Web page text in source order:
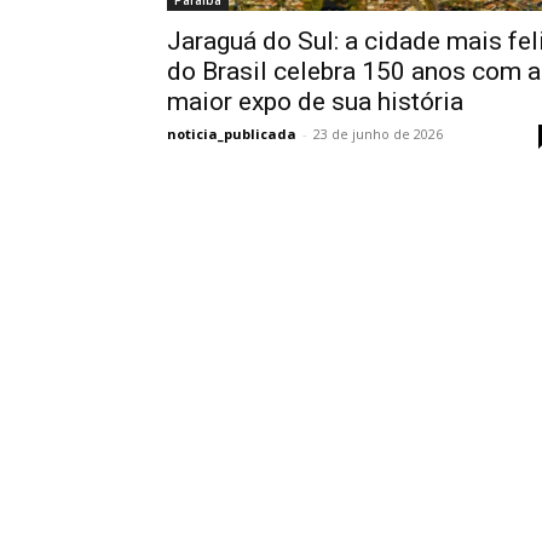
Jaraguá do Sul: a cidade mais
do Brasil celebra 150 anos com a
maior expo de sua história
noticia_publicada - 23 de junho de 2026